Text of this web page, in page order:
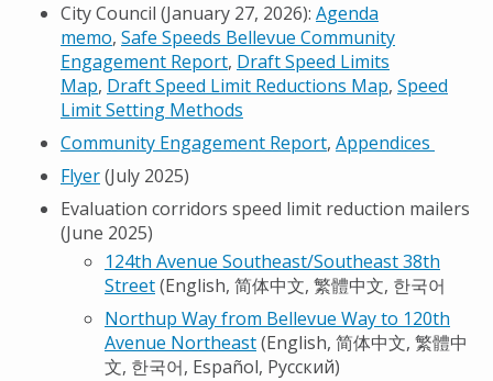
City Council (January 27, 2026): Agenda
memo, Safe Speeds Bellevue Community
Engagement Report, Draft Speed Limits
Map, Draft Speed Limit Reductions Map, Speed
Limit Setting Methods
Community Engagement Report, Appendices
Flyer(July 2025)
Evaluation corridors speed limit reduction mailers
(June 2025)
124th Avenue Southeast/Southeast 38th
Street(English, 简体中文, 繁體中文, 한국어
Northup Way from Bellevue Way to 120th
Avenue Northeast(English, 简体中文, 繁體中
文, 한국어, Español, Русский)